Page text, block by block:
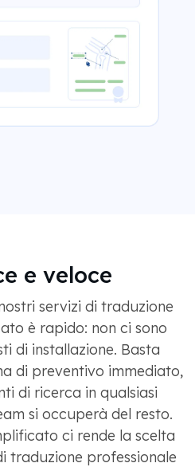
e veloce
servizi di traduzione
è rapido: non ci sono
di installazione. Basta
di preventivo immediato,
di ricerca in qualsiasi
si occuperà del resto.
ci rende la scelta
traduzione professionale